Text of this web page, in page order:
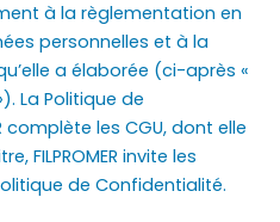
à la règlementation en
personnelles et à la
a élaborée (ci-après «
La Politique de
complète les CGU, dont elle
FILPROMER invite les
de Confidentialité.